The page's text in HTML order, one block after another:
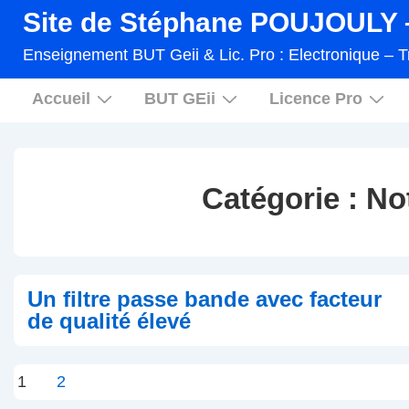
contenu
Site de Stéphane
Enseignement BUT Geii & Lic. Pro : Electronique –
Main
Accueil BUT GEii Licence Pro
Catégorie :
Un filtre passe bande avec facteur
de qualité élevé
Pagination
1 2